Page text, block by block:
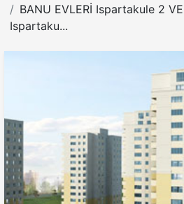
BANU EVLERİ Ispartakule 2
Ispartaku...